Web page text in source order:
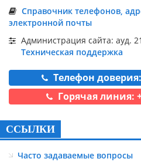
Справочник телефонов,
электронной почты
Администрация сайта: ауд.
Техническая поддержка
Телефон доверия:
Горячая линия:
ССЫЛКИ
Часто задаваемые вопросы